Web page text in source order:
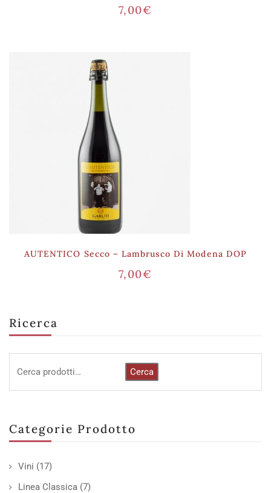
Ricerca
Cerca
Categorie Prodotto
Vini (17)
Linea Classica (7)
7,00€
AUTENTICO Secco – Lambrusco Di Modena DOP
7,00€